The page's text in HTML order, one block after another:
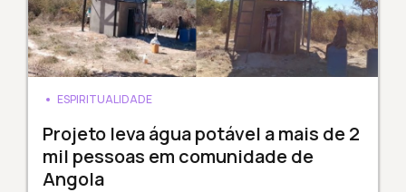
ESPIRITUALIDADE
Projeto leva água potável a mais de 2
mil pessoas em comunidade de
Angola